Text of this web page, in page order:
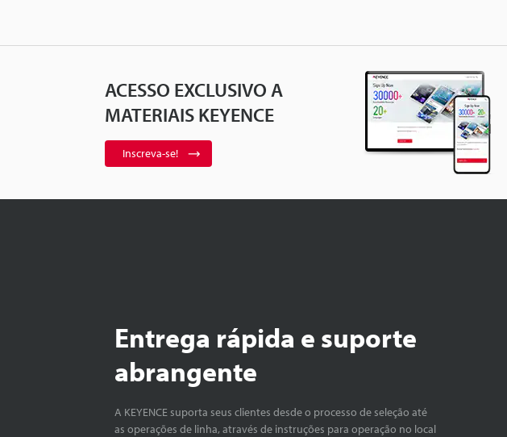
ACESSO EXCLUSIVO A
MATERIAIS KEYENCE
Inscreva-se!
Entrega rápida e suporte
abrangente
A KEYENCE suporta seus clientes desde o processo de seleção até
as operações de linha, através de instruções para operação no local